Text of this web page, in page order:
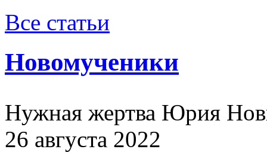
Все статьи
Новомученики
Нужная жертва Юрия
26 августа 2022